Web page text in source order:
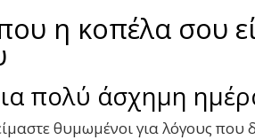
η κοπέλα σου
πολύ άσχημη
θυμωμένοι για λόγους που